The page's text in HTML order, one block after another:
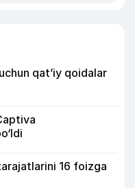
qat’iy qoidalar
16 foizga